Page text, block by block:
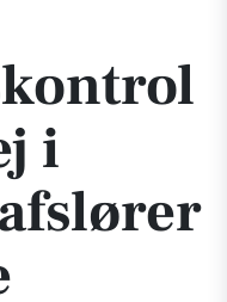
afslører fartsyndere
i